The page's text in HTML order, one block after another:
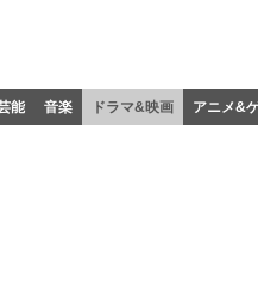
能 音楽 ドラマ&映画 アニメ&